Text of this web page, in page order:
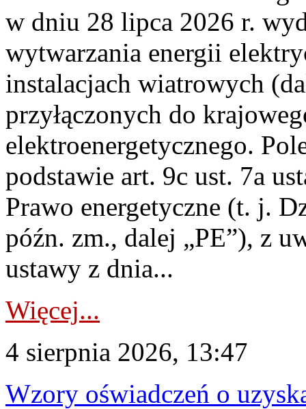
w dniu 28 lipca 2026 r.
wytwarzania energii
instalacjach wiatrowych
przyłączonych do
elektroenergetycznego.
podstawie art. 9c ust. 7a
Prawo energetyczne (t. j.
późn. zm., dalej „PE”), z
ustawy z dnia...
Więcej...
4 sierpnia 2026, 13:47
Wzory oświadczeń o